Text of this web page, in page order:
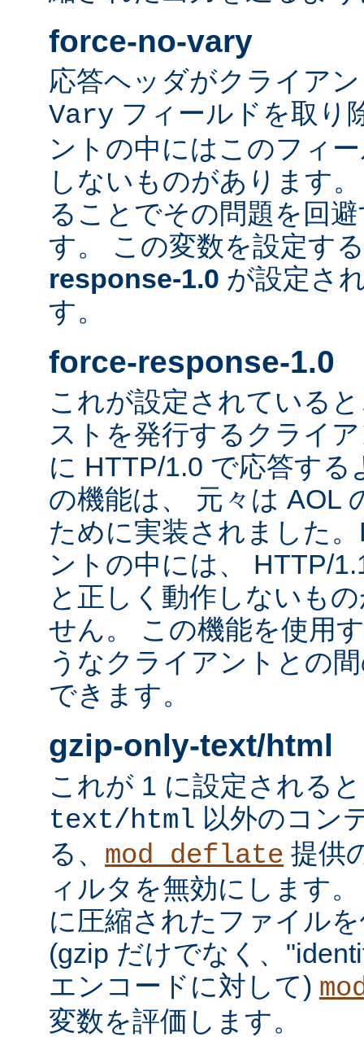
force-no-vary
応答ヘッダがクライア
Vary フィールドを取り
ントの中にはこのフィ
しないものがあります
ることでその問題を回
す。 この変数を設定す
response-1.0 が設定さ
す。
force-response-1.0
これが設定されている
ストを発行するクライ
に HTTP/1.0 で応答す
の機能は、 元々は AOL
ために実装されました
ントの中には、 HTTP/
と正しく動作しないも
せん。 この機能を使用
うなクライアントとの
できます。
gzip-only-text/html
これが 1 に設定される
text/html 以外のコン
る、 mod_deflate 提供
ィルタを無効にします
に圧縮されたファイル
(gzip だけでなく、
エンコードに対して)
変数を評価します。